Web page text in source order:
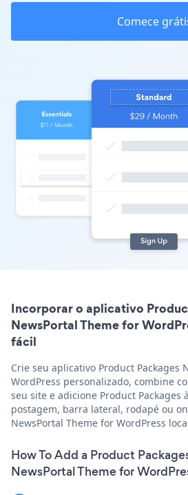
Comece
Incorporar o aplicativo
NewsPortal Theme for
fácil
Crie seu aplicativo Product Packages
WordPress personalizado, combine
seu site e adicione Product Packages
postagem, barra lateral, rodapé ou
NewsPortal Theme for WordPress
How To Add a Product
NewsPortal Theme for